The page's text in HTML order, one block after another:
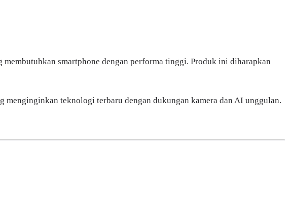
smartphone dengan performa tinggi. Produk ini diharapkan
teknologi terbaru dengan dukungan kamera dan AI unggulan.